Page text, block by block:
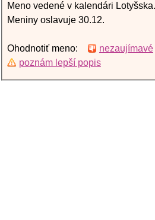
Meno vedené v kalendári Lotyšska.
Meniny oslavuje 30.12.
Ohodnotiť meno: nezaujímavé
poznám lepší popis